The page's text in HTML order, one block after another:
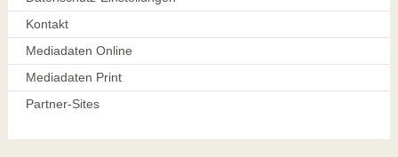
Kontakt
Mediadaten Online
Mediadaten Print
Partner-Sites